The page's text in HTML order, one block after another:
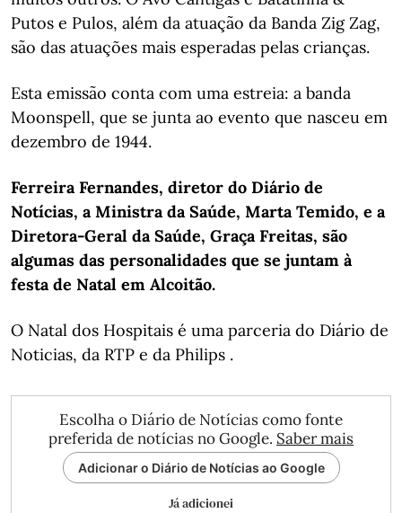
Putos e Pulos, além da atuação da Banda Zig Zag,
são das atuações mais esperadas pelas crianças.
Esta emissão conta com uma estreia: a banda
Moonspell, que se junta ao evento que nasceu em
dezembro de 1944.
Ferreira Fernandes, diretor do Diário de
Notícias, a Ministra da Saúde, Marta Temido, e a
Diretora-Geral da Saúde, Graça Freitas, são
algumas das personalidades que se juntam à
festa de Natal em Alcoitão.
O Natal dos Hospitais é uma parceria do Diário de
Noticias, da RTP e da Philips .
Escolha o Diário de Notícias como fonte
preferida de notícias no Google. Saber mais
Adicionar o Diário de Notícias ao Google
Já adicionei